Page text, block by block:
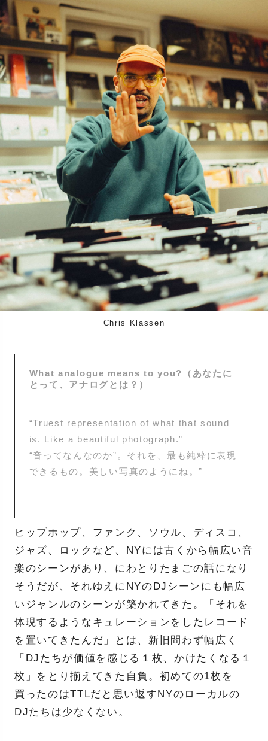
Chris Klassen
What analogue means to you?（あなたに
とって、アナログとは？）
“Truest representation of what that sound
is. Like a beautiful photograph.”
“音ってなんなのか”。それを、最も純粋に表現
できるもの。美しい写真のようにね。”
ヒップホップ、ファンク、ソウル、ディスコ、
ジャズ、ロックなど、NYには古くから幅広い音
楽のシーンがあり、にわとりたまごの話になり
そうだが、それゆえにNYのDJシーンにも幅広
いジャンルのシーンが築かれてきた。「それを
体現するようなキュレーションをしたレコード
を置いてきたんだ」とは、新旧問わず幅広く
「DJたちが価値を感じる１枚、かけたくなる１
枚」をとり揃えてきた自負。初めての1枚を
買ったのはTTLだと思い返すNYのローカルの
DJたちは少なくない。